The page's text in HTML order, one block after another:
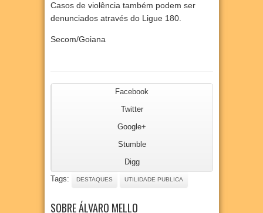
Casos de violência também podem ser
denunciados através do Ligue 180.
Secom/Goiana
Facebook
Twitter
Google+
Stumble
Digg
Tags:
DESTAQUES UTILIDADE PUBLICA
SOBRE ÁLVARO MELLO